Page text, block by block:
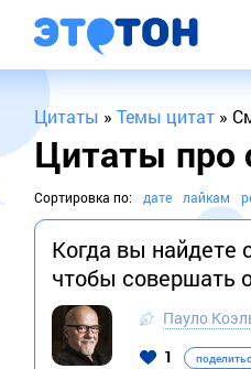
Цитаты » Темы цитат »
Цитаты про
Сортировка по: дате лайкам
Когда вы найдете
чтобы совершать
Пауло
1